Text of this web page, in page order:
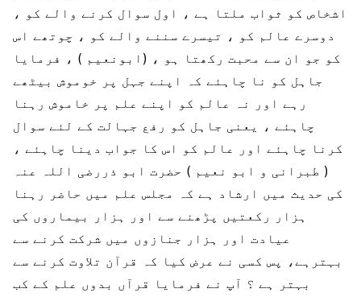
اشخاص کو ثواب ملتا ہے ، اول سوال کرنے والے کو ،
دوسرے عالم کو ، تیسرے سننے والے کو ، چوتھے اس
کو جو ان سے محبت رکھتا ہو ، (ابونعیم ) ، فرمایا
جاہل کو نا چاہئے کہ اپنے جہل پر خوموش بیٹھے
رہے اور نہ عالم کو اپنے علم پر خاموش رہنا
چاہئے ، یعنی جاہل کو رفع جہالت کے لئے سوال
کرنا چاہئے اور عالم کو اس کا جواب دینا چاہئے ،
( طبرانی و ابو نعیم ) حضرت ابو ذررضی اللہ عنہ
کی حدیث میں ارشاد ہے کہ مجلس علم میں حاضر رہنا
ہزار رکعتیں پڑھنے سے اور ہزار بیماروں کی
عیادت اور ہزار جنازوں میں شرکت کرنے سے
بہترہے، پس کسی نے عرض کیا کہ قرآن تلاوت کرنے سے
بہتر ہے ؟ آپ نے فرمایا قرآں بدوں علم کے کب